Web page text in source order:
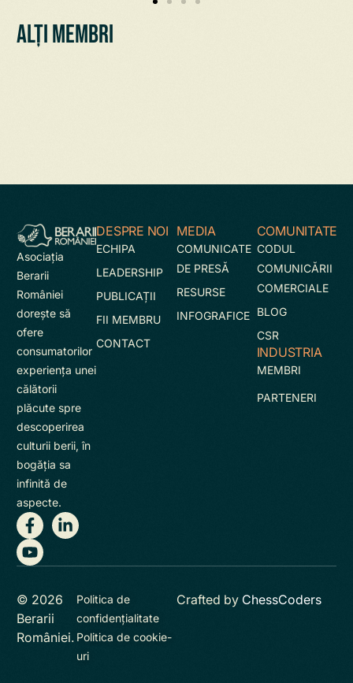
Alți membri
Asociaţia
Berarii
României
doreşte să
ofere
consumatorilor
experienţa unei
călătorii
plăcute spre
descoperirea
culturii berii, în
bogăţia sa
infinită de
aspecte.
DESPRE NOI
ECHIPA
LEADERSHIP
PUBLICAȚII
FII MEMBRU
CONTACT
MEDIA
COMUNICATE
DE PRESĂ
RESURSE
INFOGRAFICE
COMUNITATE
CODUL
COMUNICĂRII
COMERCIALE
BLOG
CSR
INDUSTRIA
MEMBRI
PARTENERI
© 2026
Berarii
României.
Politica de
confidențialitate
Politica de cookie-
uri
Crafted by ChessCoders